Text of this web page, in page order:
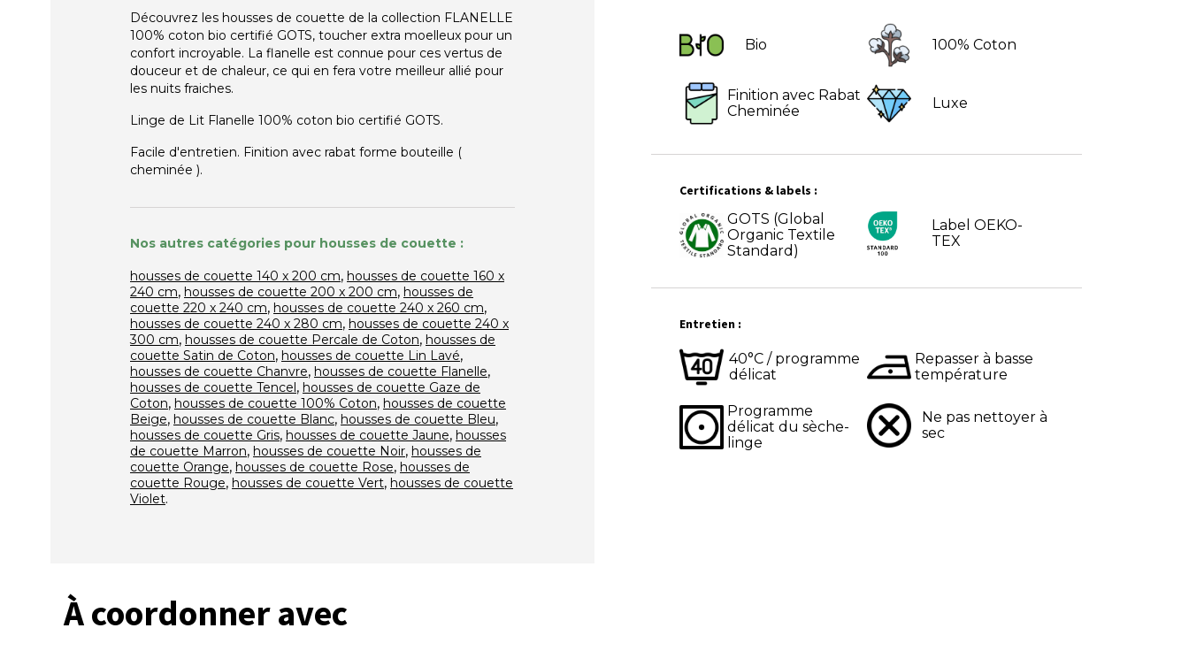
Découvrez les housses de couette de la collection FLANELLE
100% coton bio certifié GOTS, toucher extra moelleux pour un
confort incroyable. La flanelle est connue pour ces vertus de
douceur et de chaleur, ce qui en fera votre meilleur allié pour
les nuits fraiches.
Linge de Lit Flanelle 100% coton bio certifié GOTS.
Facile d'entretien. Finition avec rabat forme bouteille (
cheminée ).
Nos autres catégories pour housses de couette :
housses de couette 140 x 200 cm, housses de couette 160 x
240 cm, housses de couette 200 x 200 cm, housses de
couette 220 x 240 cm, housses de couette 240 x 260 cm,
housses de couette 240 x 280 cm, housses de couette 240 x
300 cm, housses de couette Percale de Coton, housses de
couette Satin de Coton, housses de couette Lin Lavé,
housses de couette Chanvre, housses de couette Flanelle,
housses de couette Tencel , housses de couette Gaze de
Coton, housses de couette 100% Coton, housses de couette
Beige, housses de couette Blanc, housses de couette Bleu,
housses de couette Gris, housses de couette Jaune, housses
de couette Marron, housses de couette Noir, housses de
couette Orange, housses de couette Rose, housses de
couette Rouge, housses de couette Vert, housses de couette
Violet.
Bio 100% Coton
Finition avec Rabat
Cheminée
Luxe
Certifications & labels :
GOTS (Global
Organic Textile
Standard)
Label OEKO-
TEX
Entretien :
40°C / programme
délicat
Repasser à basse
température
Programme
délicat du sèche-
linge
Ne pas nettoyer à
sec
À coordonner avec